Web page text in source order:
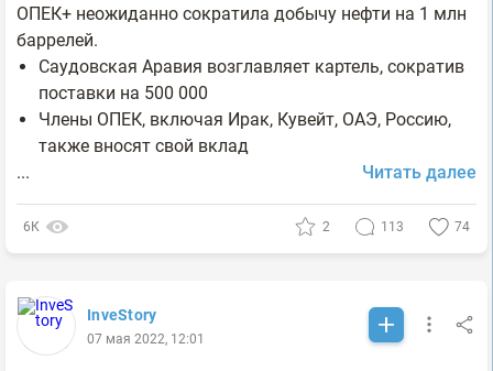
ОПЕК+ неожиданно сократила добычу нефти на 1 млн
баррелей.
Саудовская Аравия возглавляет картель, сократив
поставки на 500 000
Члены ОПЕК, включая Ирак, Кувейт, ОАЭ, Россию,
также вносят свой вклад
...
Читать далее
6К 2 113 74
InveStory
07 мая 2022, 12:01